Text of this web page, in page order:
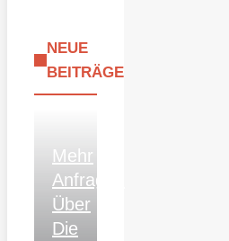
NEUE
BEITRÄGE
Mehr
Anfragen
Über
Die